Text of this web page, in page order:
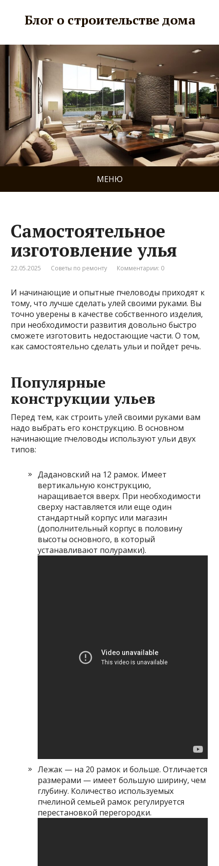
Блог о строительстве дома
МЕНЮ
Самостоятельное
изготовление улья
22.05.2025 Советы по ремонту Комментарии: 0
И начинающие и опытные пчеловоды приходят к
тому, что лучше сделать улей своими руками. Вы
точно уверены в качестве собственного изделия,
при необходимости развития довольно быстро
сможете изготовить недостающие части. О том,
как самостоятельно сделать ульи и пойдет речь.
Популярные
конструкции ульев
Перед тем, как строить улей своими руками вам
надо выбрать его конструкцию. В основном
начинающие пчеловоды используют ульи двух
типов:
Дадановский на 12 рамок. Имеет
вертикальную конструкцию,
наращивается вверх. При необходимости
сверху наставляется или еще один
стандартный корпус или магазин
(дополнительный корпус в половину
высоты основного, в который
устанавливают полурамки).
Лежак — на 20 рамок и больше. Отличается
размерами — имеет большую ширину, чем
глубину. Количество используемых
пчелиной семьей рамок регулируется
перестановкой перегородки.